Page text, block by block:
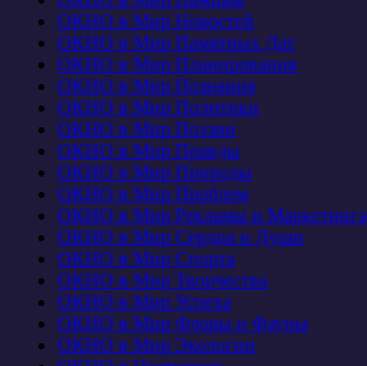
ОКНО в Мир Новостей
ОКНО в Мир Памятных Дат
ОКНО в Мир Планирования
ОКНО в Мир Познания
ОКНО в Мир Политики
ОКНО в Мир Поэзии
ОКНО в Мир Правды
ОКНО в Мир Природы
ОКНО в Мир Проблем
ОКНО в Мир Рекламы и Маркетинга
ОКНО в Мир Сердца и Души
ОКНО в Мир Спорта
ОКНО в Мир Творчества
ОКНО в Мир Успеха
ОКНО в Мир Флоры и Фауны
ОКНО в Мир Экологии